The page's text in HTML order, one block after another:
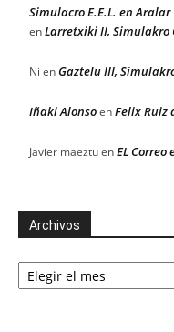
Simulacro E.E.L. en Aralar
enLarretxiki II, Simulakro
Ni enGaztelu III,
Iñaki AlonsoenFelix Ruiz
Javier maeztuenEL
Archivos
Archivos